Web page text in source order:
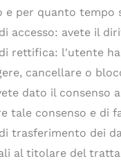
e per quanto tempo
accesso: avete il
rettifica: l'utente
cancellare o
dato il
tale consenso e di
trasferimento dei
al titolare del